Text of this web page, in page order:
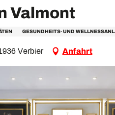
Valmont
GESUNDHEITS- UND
Verbier Anfahrt